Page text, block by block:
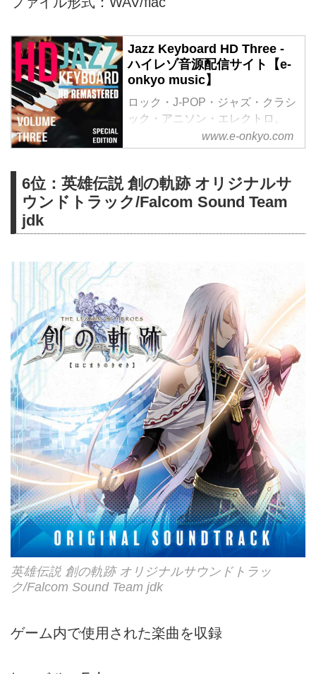
Jazz Keyboard HD Three -
ハイレゾ音源配信サイト【e-
onkyo music】
ロック・J-POP・ジャズ・クラシ
ック・アニソン・エレクトロ。
様々なジャンルをハイレゾで配信
中。WAV・flac・DSDなど各種フ
聴くならe-onkyo music！
www.e-onkyo.com
6位：英雄伝説 創の軌跡 オリジナルサ
ウンドトラック/Falcom Sound Team
jdk
英雄伝説 創の軌跡 オリジナルサウンドトラッ
ク/Falcom Sound Team jdk
ゲーム内で使用された楽曲を収録